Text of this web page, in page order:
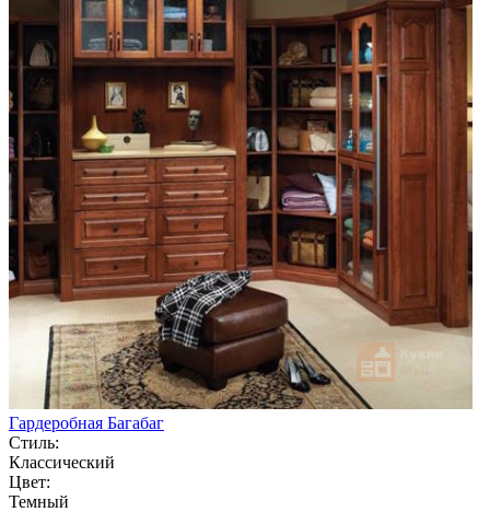
Гардеробная Багабаг
Стиль:
Классический
Цвет:
Темный